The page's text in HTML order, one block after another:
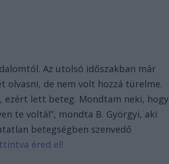
Az utolsó időszakban már
olvasni, de nem volt hozzá türelme.
ezért lett beteg. Mondtam neki, hogy
te voltál”, mondta B. Györgyi, aki
betegségben szenvedő
éred el!